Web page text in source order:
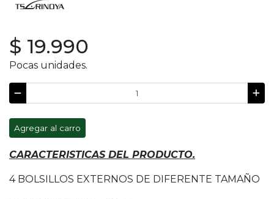
$ 19.990
Pocas unidades.
Agregar al carro
CARACTERISTICAS DEL PRODUCTO.
4 BOLSILLOS EXTERNOS DE DIFERENTE TAMAÑO